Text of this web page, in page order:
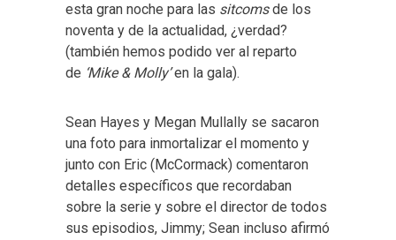
esta gran noche para las sitcomsde los
noventa y de la actualidad, ¿verdad?
(también hemos podido ver al reparto
de ‘Mike & Molly’en la gala).
Sean Hayes y Megan Mullally se sacaron
una foto para inmortalizar el momento y
junto con Eric (McCormack) comentaron
detalles específicos que recordaban
sobre la serie y sobre el director de todos
sus episodios, Jimmy; Sean incluso afirmó